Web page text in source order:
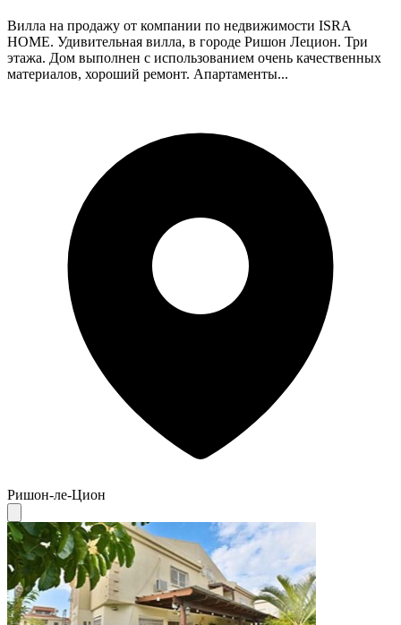
Вилла на продажу от компании по недвижимости ISRA
HOME. Удивительная вилла, в городе Ришон Лецион. Три
этажа. Дом выполнен с использованием очень качественных
материалов, хороший ремонт. Апартаменты...
Ришон-ле-Цион